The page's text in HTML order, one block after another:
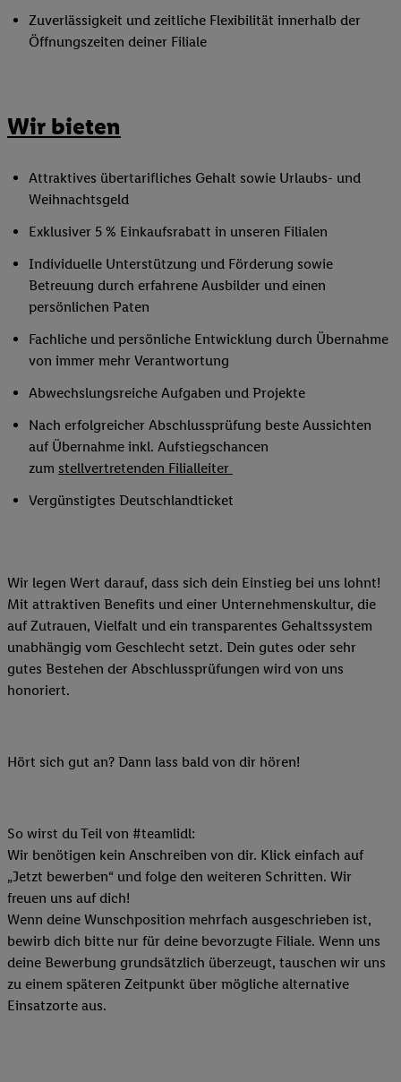
Zuverlässigkeit und zeitliche Flexibilität innerhalb der
Öffnungszeiten deiner Filiale
Wir bieten
Attraktives übertarifliches Gehalt sowie Urlaubs- und
Weihnachtsgeld
Exklusiver 5 % Einkaufsrabatt in unseren Filialen
Individuelle Unterstützung und Förderung sowie
Betreuung durch erfahrene Ausbilder und einen
persönlichen Paten
Fachliche und persönliche Entwicklung durch Übernahme
von immer mehr Verantwortung
Abwechslungsreiche Aufgaben und Projekte
Nach erfolgreicher Abschlussprüfung beste Aussichten
auf Übernahme inkl. Aufstiegschancen
zum stellvertretenden Filialleiter
Vergünstigtes Deutschlandticket
Wir legen Wert darauf, dass sich dein Einstieg bei uns lohnt!
Mit attraktiven Benefits und einer Unternehmenskultur, die
auf Zutrauen, Vielfalt und ein transparentes Gehaltssystem
unabhängig vom Geschlecht setzt. Dein gutes oder sehr
gutes Bestehen der Abschlussprüfungen wird von uns
honoriert.
Hört sich gut an? Dann lass bald von dir hören!
So wirst du Teil von #teamlidl:
Wir benötigen kein Anschreiben von dir. Klick einfach auf
„Jetzt bewerben“ und folge den weiteren Schritten. Wir
freuen uns auf dich!
Wenn deine Wunschposition mehrfach ausgeschrieben ist,
bewirb dich bitte nur für deine bevorzugte Filiale. Wenn uns
deine Bewerbung grundsätzlich überzeugt, tauschen wir uns
zu einem späteren Zeitpunkt über mögliche alternative
Einsatzorte aus.